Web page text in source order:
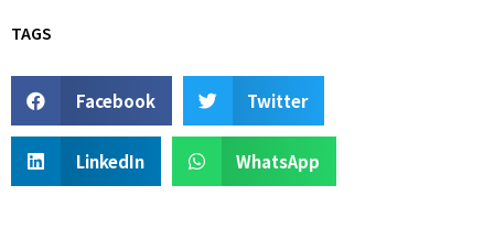
TAGS
Facebook Twitter
LinkedIn WhatsApp